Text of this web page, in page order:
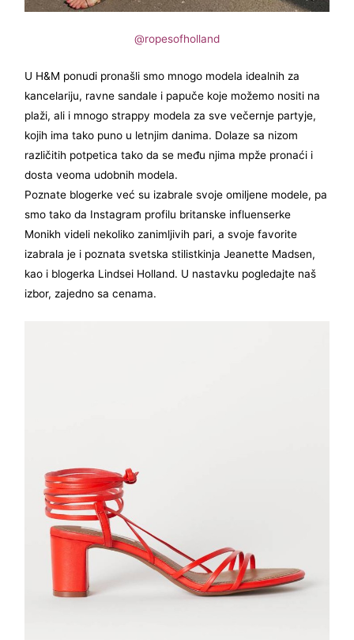
@ropesofholland
U H&M ponudi pronašli smo mnogo modela idealnih za
kancelariju, ravne sandale i papuče koje možemo nositi na
plaži, ali i mnogo strappy modela za sve večernje partyje,
kojih ima tako puno u letnjim danima. Dolaze sa nizom
različitih potpetica tako da se među njima mpže pronaći i
dosta veoma udobnih modela.
Poznate blogerke već su izabrale svoje omiljene modele, pa
smo tako da Instagram profilu britanske influenserke
Monikh videli nekoliko zanimljivih pari, a svoje favorite
izabrala je i poznata svetska stilistkinja Jeanette Madsen,
kao i blogerka Lindsei Holland. U nastavku pogledajte naš
izbor, zajedno sa cenama.